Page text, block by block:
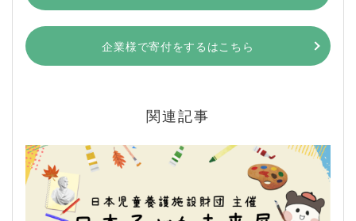
企業様で寄付をするはこちら
関連記事